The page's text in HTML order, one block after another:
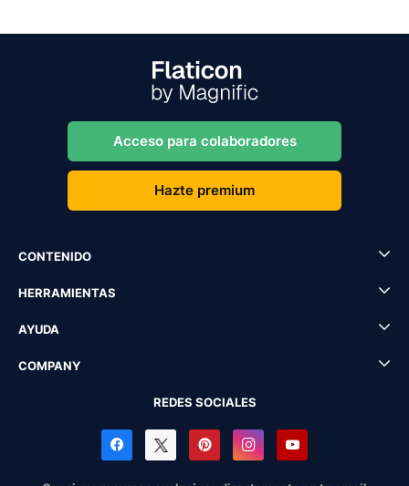
Acceso para colaboradores
Hazte premium
CONTENIDO
HERRAMIENTAS
AYUDA
COMPANY
REDES SOCIALES